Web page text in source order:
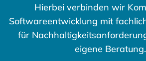
Hierbei verbinden wir
Softwareentwicklung mit
für
eigene Beratung.